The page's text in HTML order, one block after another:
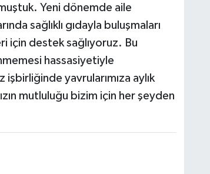
Yeni dönemde aile
sağlıklı gıdayla buluşmaları
için destek sağlıyoruz. Bu
hassasiyetiyle
yavrularımıza aylık
mutluluğu bizim için her şeyden